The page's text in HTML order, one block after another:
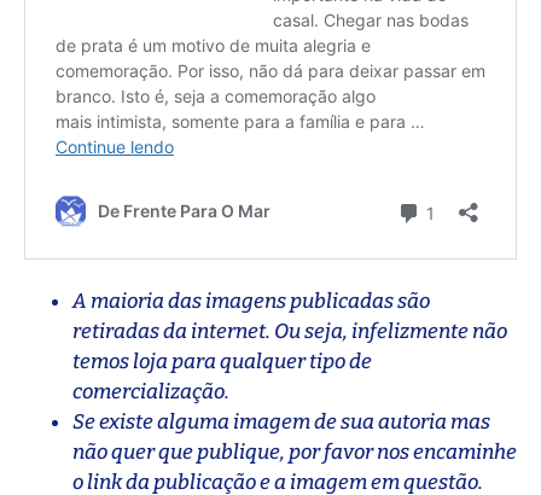
A maioria das imagens publicadas são
retiradas da internet. Ou seja, infelizmente não
temos loja para qualquer tipo de
comercialização.
Se existe alguma imagem de sua autoria mas
não quer que publique, por favor nos encaminhe
o link da publicação e a imagem em questão.